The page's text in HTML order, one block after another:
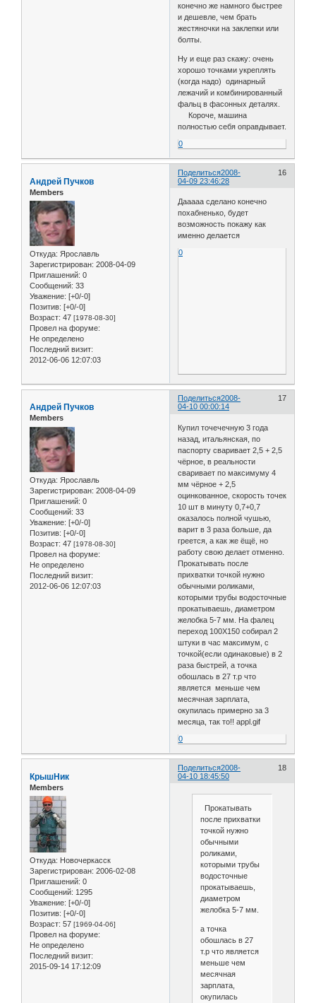
конечно же намного быстрее
и дешевле, чем брать
жестяночки на заклепки или
болты.
Ну и еще раз скажу: очень
хорошо точками укреплять
(когда надо) одинарный
лежачий и комбинированный
фальц в фасонных деталях.
Короче, машина
полностью себя оправдывает.
0
Поделиться 16
2008-
04-09 23:46:28
Андрей Пучков
Members
Откуда: Ярославль
Зарегистрирован: 2008-04-09
Приглашений: 0
Сообщений: 33
Уважение: [+0/-0]
Позитив: [+0/-0]
Возраст: 47 [1978-08-30]
Провел на форуме:
Не определено
Последний визит:
2012-06-06 12:07:03
Дааааа сделано конечно
похабненько, будет
возможность покажу как
именно делается
0
Поделиться 17
2008-
04-10 00:00:14
Андрей Пучков
Members
Откуда: Ярославль
Зарегистрирован: 2008-04-09
Приглашений: 0
Сообщений: 33
Уважение: [+0/-0]
Позитив: [+0/-0]
Возраст: 47 [1978-08-30]
Провел на форуме:
Не определено
Последний визит:
2012-06-06 12:07:03
Купил точечечную 3 года
назад, итальянская, по
паспорту сваривает 2,5 + 2,5
чёрное, в реальности
сваривает по максимуму 4
мм чёрное + 2,5
оцинкованное, скорость точек
10 шт в минуту 0,7+0,7
оказалось полной чушью,
варит в 3 раза больше, да
греется, а как же ёщё, но
работу свою делает отменно.
Прокатывать после
прихватки точкой нужно
обычными роликами,
которыми трубы водосточные
прокатываешь, диаметром
желобка 5-7 мм. На фалец
переход 100Х150 собирал 2
штуки в час максимум, с
точкой(если одинаковые) в 2
раза быстрей, а точка
обошлась в 27 т.р что
является меньше чем
месячная зарплата,
окупилась примерно за 3
месяца, так то!! appl.gif
0
Поделиться 18
2008-
04-10 18:45:50
КрышНик
Members
Откуда: Новочеркасск
Зарегистрирован: 2006-02-08
Приглашений: 0
Сообщений: 1295
Уважение: [+0/-0]
Позитив: [+0/-0]
Возраст: 57 [1969-04-06]
Провел на форуме:
Не определено
Последний визит:
2015-09-14 17:12:09
Прокатывать
после прихватки
точкой нужно
обычными
роликами,
которыми трубы
водосточные
прокатываешь,
диаметром
желобка 5-7 мм.
а точка
обошлась в 27
т.р что является
меньше чем
месячная
зарплата,
окупилась